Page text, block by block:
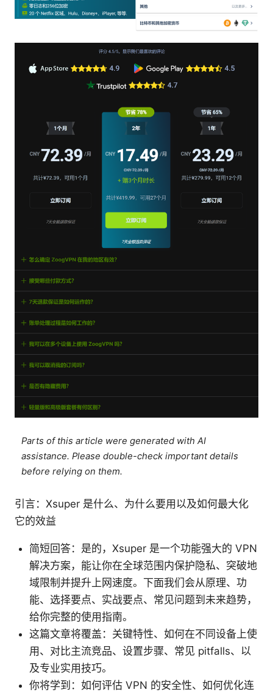
Parts of this article were generated with AI
assistance. Please double-check important details
before relying on them.
引言：Xsuper 是什么、为什么要用以及如何最大化
它的效益
简短回答：是的，Xsuper 是一个功能强大的 VPN
解决方案，能让你在全球范围内保护隐私、突破地
域限制并提升上网速度。下面我们会从原理、功
能、选择要点、实战要点、常见问题到未来趋势，
给你完整的使用指南。
这篇文章将覆盖：关键特性、如何在不同设备上使
用、对比主流竞品、设置步骤、常见 pitfalls、以
及专业实用技巧。
你将学到：如何评估 VPN 的安全性、如何优化连